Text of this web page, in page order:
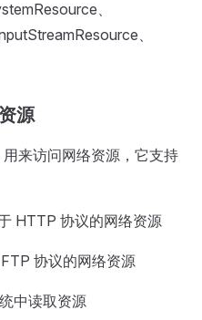
、
、
源
来访问网络资源，它支持
HTTP 协议的网络资源
协议的网络资源
中读取资源